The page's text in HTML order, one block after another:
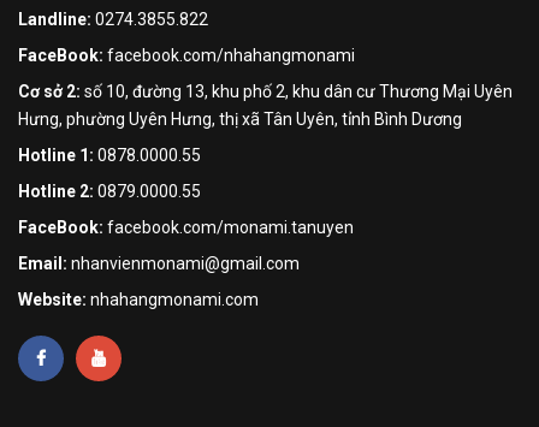
Landline: 0274.3855.822
FaceBook: facebook.com/nhahangmonami
Cơ sở 2: số 10, đường 13, khu phố 2, khu dân cư Thương Mại Uyên
Hưng, phường Uyên Hưng, thị xã Tân Uyên, tỉnh Bình Dương
Hotline 1: 0878.0000.55
Hotline 2: 0879.0000.55
FaceBook: facebook.com/monami.tanuyen
Email: nhanvienmonami@gmail.com
Website: nhahangmonami.com